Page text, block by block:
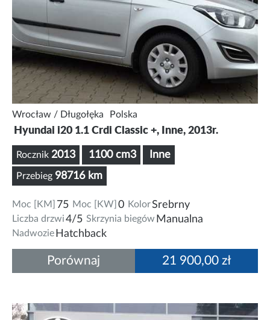
Wrocław / Długołęka Polska
Hyundai i20 1.1 Crdi Classic +, Inne, 2013r.
Rocznik 2013 1100 cm3 Inne
Przebieg 98716 km
Moc [KM] 75 Moc [KW] 0 KolorSrebrny
Liczba drzwi4/5 Skrzynia biegów Manualna
Nadwozie Hatchback
21 900,00 zł
Porównaj